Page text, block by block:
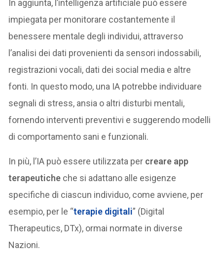
In aggiunta, l’intelligenza artificiale può essere
impiegata per monitorare costantemente il
benessere mentale degli individui, attraverso
l’analisi dei dati provenienti da sensori indossabili,
registrazioni vocali, dati dei social media e altre
fonti. In questo modo, una IA potrebbe individuare
segnali di stress, ansia o altri disturbi mentali,
fornendo interventi preventivi e suggerendo modelli
di comportamento sani e funzionali.
In più, l’IA può essere utilizzata per creare app
terapeutiche che si adattano alle esigenze
specifiche di ciascun individuo, come avviene, per
esempio, per le “terapie digitali” (Digital
Therapeutics, DTx), ormai normate in diverse
Nazioni.